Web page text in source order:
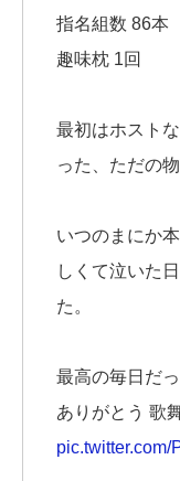
指名組数 86本
趣味枕 1回
最初はホスト
った、ただの
いつのまにか
しくて泣いた
た。
最高の毎日だ
ありがとう 歌
pic.twitter.com/